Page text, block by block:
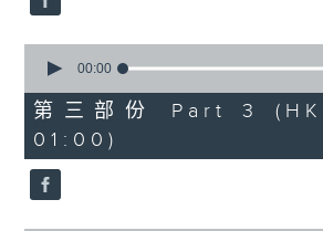
5.「唐宮驚艷」
由 何華棧、尹飛燕 主唱
seconds
55
minutes,
19
seconds
00:00
第三部份 Part 3
01:00)